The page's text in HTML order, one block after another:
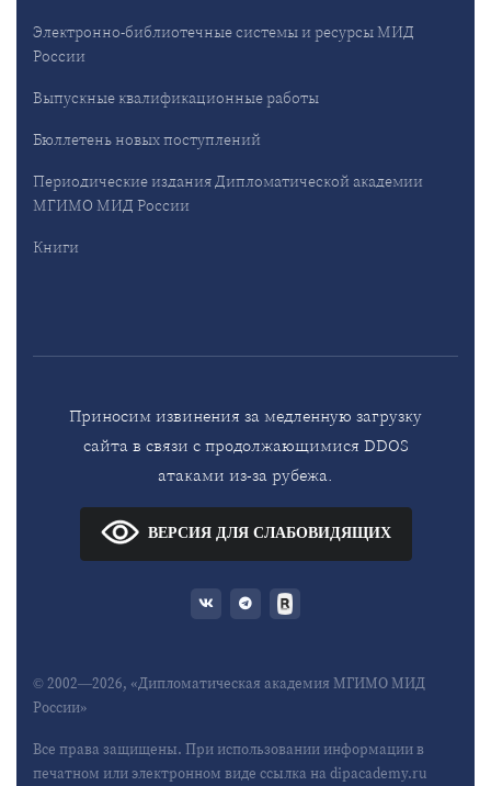
Электронно-библиотечные системы и ресурсы МИД
России
Выпускные квалификационные работы
Бюллетень новых поступлений
Периодические издания Дипломатической академии
МГИМО МИД России
Книги
Приносим извинения за медленную загрузку
сайта в связи с продолжающимися DDOS
атаками из-за рубежа.
ВЕРСИЯ ДЛЯ СЛАБОВИДЯЩИХ
© 2002—2026, «Дипломатическая академия МГИМО МИД
России»
Все права защищены. При использовании информации в
печатном или электронном виде ссылка на dipacademy.ru